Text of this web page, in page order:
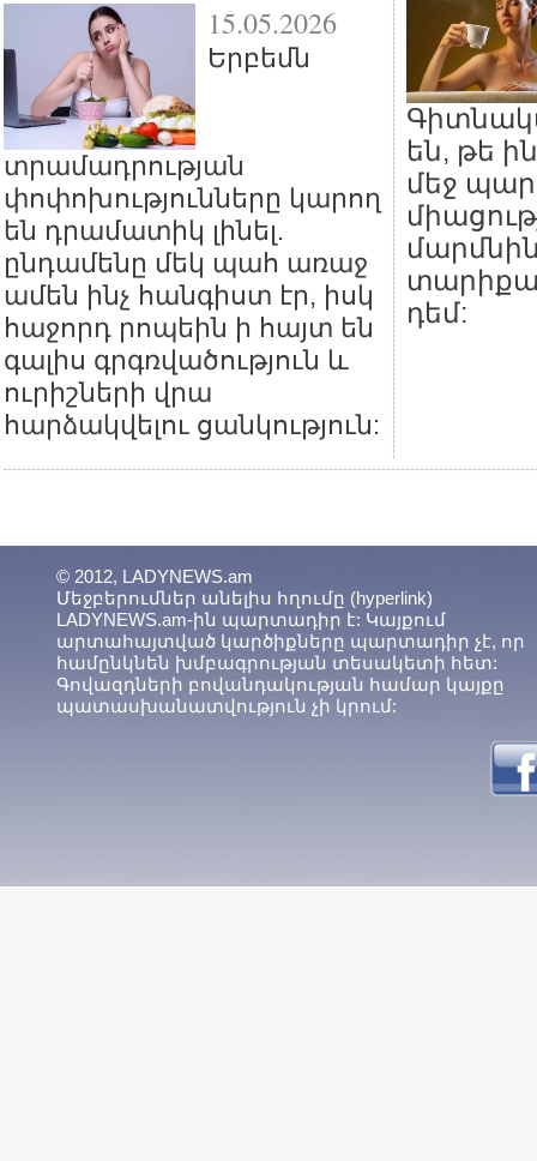
15.05.2026
Երբեմն
տրամադրության
փոփոխությունները կարող
են դրամատիկ լինել.
ընդամենը մեկ պահ առաջ
ամեն ինչ հանգիստ էր, իսկ
հաջորդ րոպեին ի հայտ են
գալիս գրգռվածություն և
ուրիշների վրա
հարձակվելու ցանկություն:
են, թե
մեջ
դեմ:
© 2012, LADYNEWS.am
Մեջբերումներ անելիս հղումը (hyperlink)
LADYNEWS.am-ին պարտադիր է: Կայքում
արտահայտված կարծիքները պարտադիր չէ, որ
համընկնեն խմբագրության տեսակետի հետ:
Գովազդների բովանդակության համար կայքը
պատասխանատվություն չի կրում: